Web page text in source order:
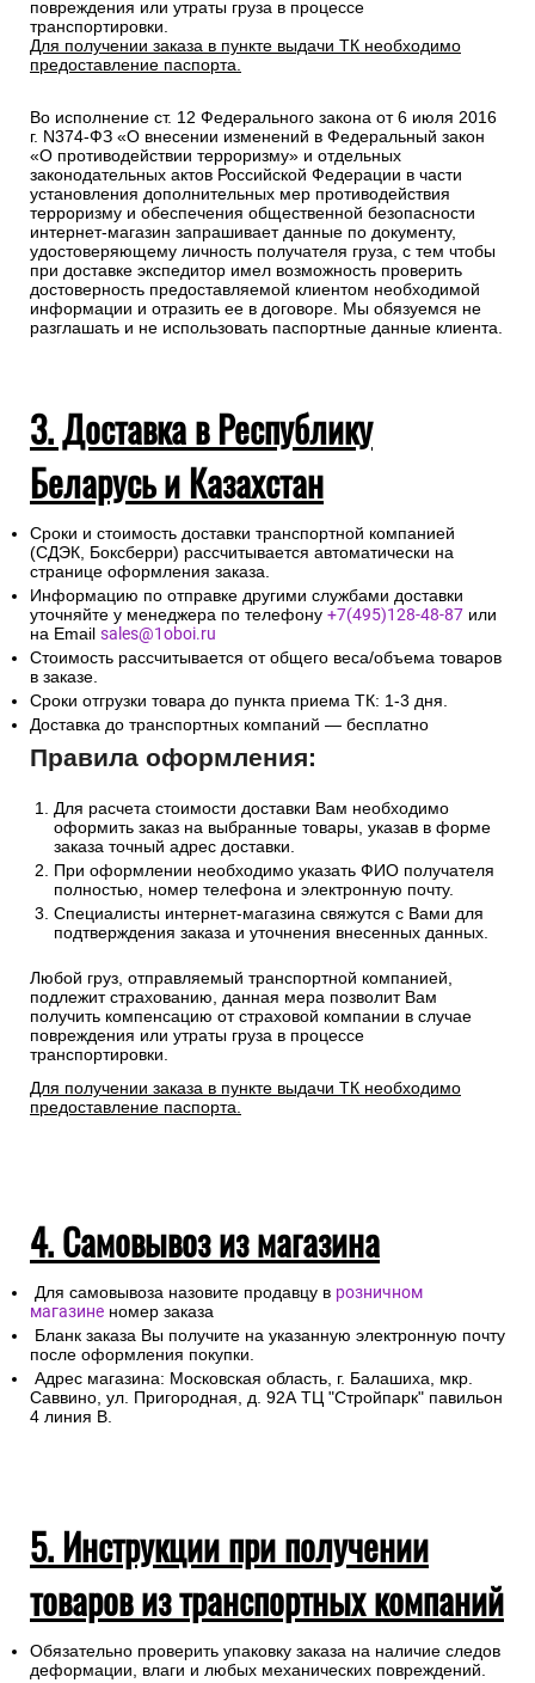
повреждения или утраты груза в процессе
транспортировки.
Для получении заказа в пункте выдачи ТК необходимо
предоставление паспорта.
Во исполнение ст. 12 Федерального закона от 6 июля 2016
г. N374-ФЗ «О внесении изменений в Федеральный закон
«О противодействии терроризму» и отдельных
законодательных актов Российской Федерации в части
установления дополнительных мер противодействия
терроризму и обеспечения общественной безопасности
интернет-магазин запрашивает данные по документу,
удостоверяющему личность получателя груза, с тем чтобы
при доставке экспедитор имел возможность проверить
достоверность предоставляемой клиентом необходимой
информации и отразить ее в договоре. Мы обязуемся не
разглашать и не использовать паспортные данные клиента.
3. Доставка в Республику
Беларусь и Казахстан
Сроки и стоимость доставки транспортной компанией
(СДЭК, Боксберри) рассчитывается автоматически на
странице оформления заказа.
Информацию по отправке другими службами доставки
уточняйте у менеджера по телефону +7(495)128-48-87 или
на Email sales@1oboi.ru
Стоимость рассчитывается от общего веса/объема товаров
в заказе.
Сроки отгрузки товара до пункта приема ТК: 1-3 дня.
Доставка до транспортных компаний — бесплатно
Правила оформления:
Для расчета стоимости доставки Вам необходимо
оформить заказ на выбранные товары, указав в форме
заказа точный адрес доставки.
При оформлении необходимо указать ФИО получателя
полностью, номер телефона и электронную почту.
Специалисты интернет-магазина свяжутся с Вами для
подтверждения заказа и уточнения внесенных данных.
Любой груз, отправляемый транспортной компанией,
подлежит страхованию, данная мера позволит Вам
получить компенсацию от страховой компании в случае
повреждения или утраты груза в процессе
транспортировки.
Для получении заказа в пункте выдачи ТК необходимо
предоставление паспорта.
4. Самовывоз из магазина
Для самовывоза назовите продавцу в розничном
магазине номер заказа
Бланк заказа Вы получите на указанную электронную почту
после оформления покупки.
Адрес магазина: Московская область, г. Балашиха, мкр.
Саввино, ул. Пригородная, д. 92А ТЦ "Стройпарк" павильон
4 линия В.
5. Инструкции при получении
товаров из транспортных компаний
Обязательно проверить упаковку заказа на наличие следов
деформации, влаги и любых механических повреждений.